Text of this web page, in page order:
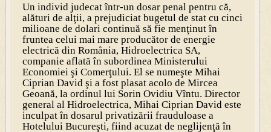
Un individ judecat într-un dosar penal pentru că,
alături de alţii, a prejudiciat bugetul de stat cu cinci
milioane de dolari continuă să fie menţinut în
fruntea celui mai mare producător de energie
electrică din Romånia, Hidroelectrica SA,
companie aflată în subordinea Ministerului
Economiei şi Comerţului. El se numeşte Mihai
Ciprian David şi a fost plasat acolo de Mircea
Geoană, la ordinul lui Sorin Ovidiu Vîntu. Director
general al Hidroelectrica, Mihai Ciprian David este
inculpat în dosarul privatizării frauduloase a
Hotelului Bucureşti, fiind acuzat de neglijenţă în